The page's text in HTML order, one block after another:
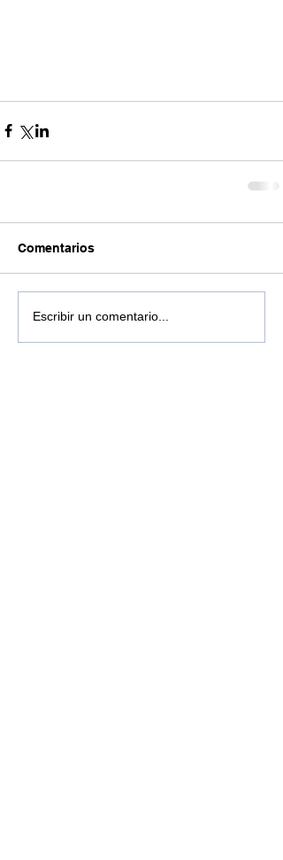
Comentarios
Escribir un comentario...